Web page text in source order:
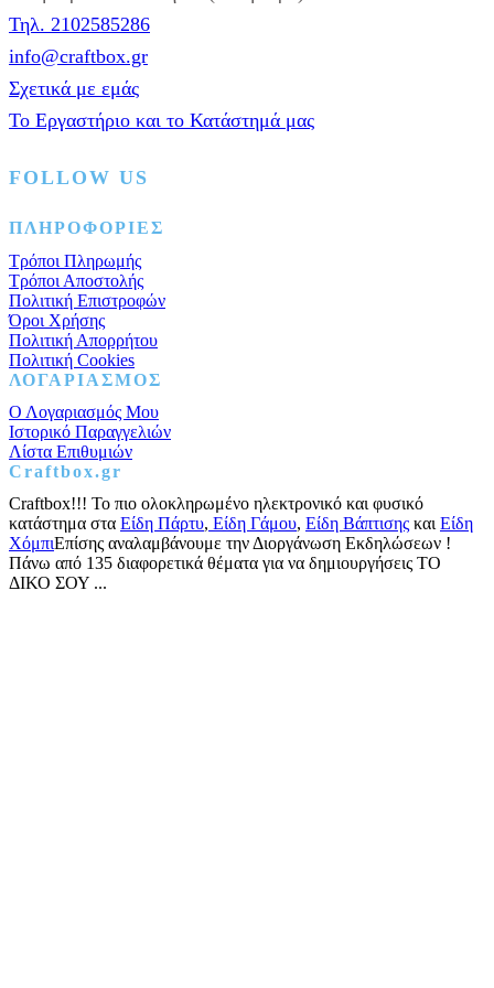
Τηλ. 2102585286
info@craftbox.gr
Σχετικά με εμάς
Το Εργαστήριο και το Κατάστημά μας
FOLLOW US
Facebook
Instagram
Pinterest
ΠΛΗΡΟΦΟΡΙΕΣ
Τρόποι Πληρωμής
Τρόποι Αποστολής
Πολιτική Επιστροφών
Όροι Χρήσης
Πολιτική Απορρήτου
Πολιτική Cookies
ΛΟΓΑΡΙΑΣΜΟΣ
Ο Λογαριασμός Μου
Ιστορικό Παραγγελιών
Λίστα Επιθυμιών
Craftbox.gr
Craftbox!!! Το πιο ολοκληρωμένο ηλεκτρονικό και φυσικό
κατάστημα στα Είδη Πάρτυ, Είδη Γάμου, Είδη Βάπτισης και Είδη
ΧόμπιΕπίσης αναλαμβάνουμε την Διοργάνωση Εκδηλώσεων !
Πάνω από 135 διαφορετικά θέματα για να δημιουργήσεις ΤΟ
ΔΙΚΟ ΣΟΥ ...